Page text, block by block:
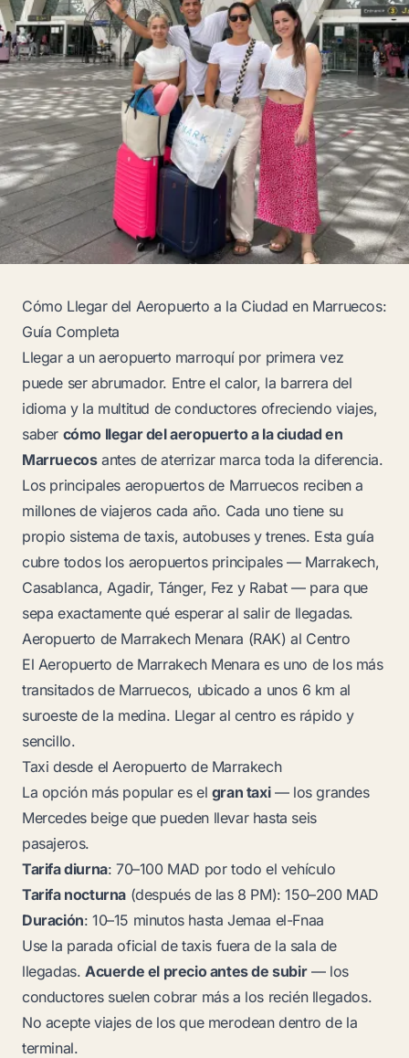
Cómo Llegar del Aeropuerto a la Ciudad en Marruecos:
Guía Completa
Llegar a un aeropuerto marroquí por primera vez
puede ser abrumador. Entre el calor, la barrera del
idioma y la multitud de conductores ofreciendo viajes,
saber cómo llegar del aeropuerto a la ciudad en
Marruecosantes de aterrizar marca toda la diferencia.
Los principales aeropuertos de Marruecos reciben a
millones de viajeros cada año. Cada uno tiene su
propio sistema de taxis, autobuses y trenes. Esta guía
cubre todos los aeropuertos principales — Marrakech,
Casablanca, Agadir, Tánger, Fez y Rabat — para que
sepa exactamente qué esperar al salir de llegadas.
Aeropuerto de Marrakech Menara (RAK) al Centro
El Aeropuerto de Marrakech Menara es uno de los más
transitados de Marruecos, ubicado a unos 6 km al
suroeste de la medina. Llegar al centro es rápido y
sencillo.
Taxi desde el Aeropuerto de Marrakech
La opción más popular es el gran taxi— los grandes
Mercedes beige que pueden llevar hasta seis
pasajeros.
Tarifa diurna: 70–100 MAD por todo el vehículo
Tarifa nocturna (después de las 8 PM): 150–200 MAD
Duración: 10–15 minutos hasta Jemaa el-Fnaa
Use la parada oficial de taxis fuera de la sala de
llegadas. Acuerde el precio antes de subir— los
conductores suelen cobrar más a los recién llegados.
No acepte viajes de los que merodean dentro de la
terminal.